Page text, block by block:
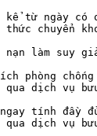
từ ngày
chuyển
làm suy
phòng
qua dịch vụ
tính
qua dịch vụ